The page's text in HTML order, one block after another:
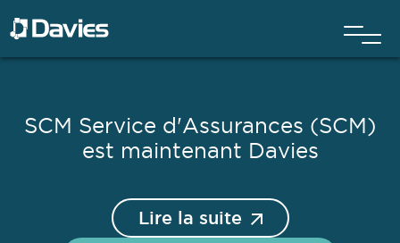
SCM Service d'Assurances (SCM)
est maintenant Davies
Lire la suite